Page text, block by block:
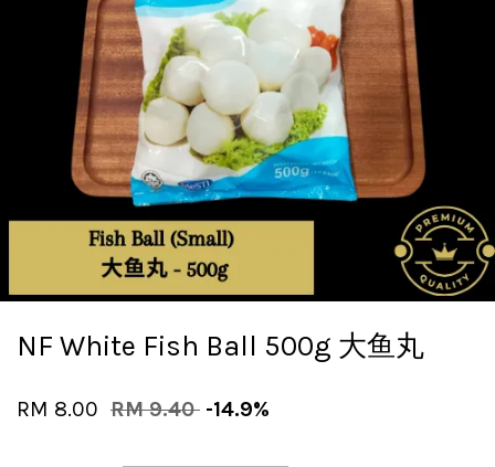
NF White Fish Ball 500g 大鱼丸
RM 8.00 RM 9.40 -14.9%